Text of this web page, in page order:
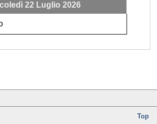
22 Luglio 2026
Top